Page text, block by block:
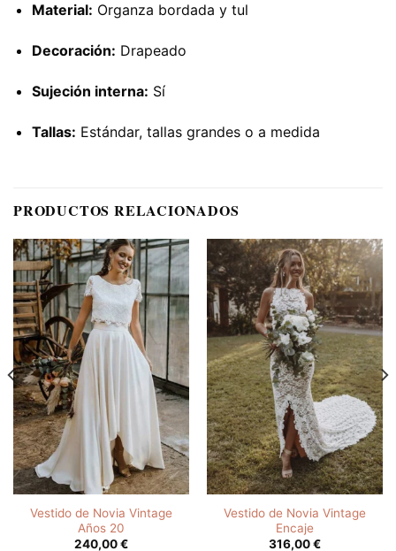
Material: Organza bordada y tul
Decoración: Drapeado
Sujeción interna: Sí
Tallas: Estándar, tallas grandes o a medida
PRODUCTOS RELACIONADOS
Vestido de Novia Vintage
Años 20
240,00€
Vestido de Novia Vintage
Encaje
316,00€